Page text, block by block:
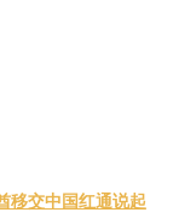
移交中国红通说起